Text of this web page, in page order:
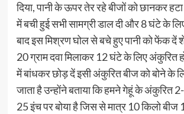
दिया, पानी के ऊपर तेर रहे बीजों को छानकर
में बची हुई सभी सामग्री डाल दी और 8 घंटे के
बाद इस मिश्रण घोल से बचे हुए पानी को फेंक
20 ग्राम दवा मिलाकर 12 घंटे के लिए अंकुरित
में बांधकर छोड़ दें इसी अंकुरित बीज को बोने के
जाता है उन्होंने बताया कि हमने गेहूं के अंकुरित
25 इंच पर बोया है जिस से मात्र 10 किलो